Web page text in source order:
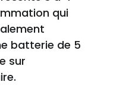
qui
batterie de 5
sur